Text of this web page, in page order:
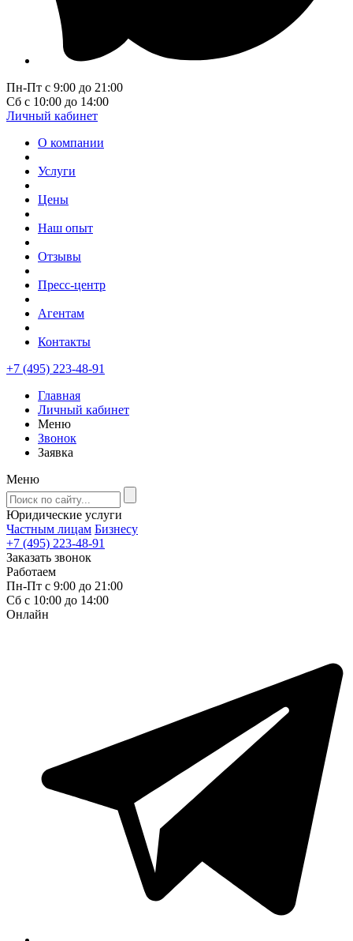
Пн-Пт с 9:00 до 21:00
Сб с 10:00 до 14:00
Личный кабинет
О компании
Услуги
Цены
Наш опыт
Отзывы
Пресс-центр
Агентам
Контакты
+7 (495) 223-48-91
Главная
Личный кабинет
Меню
Звонок
Заявка
Меню
Юридические услуги
Частным лицам Бизнесу
+7 (495) 223-48-91
Заказать звонок
Работаем
Пн-Пт с 9:00 до 21:00
Сб с 10:00 до 14:00
Онлайн